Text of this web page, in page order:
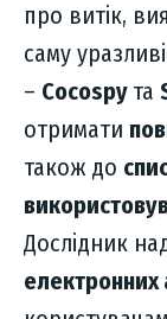
про витік,
саму
– Cocospy та
отримати
також до
Дослідник
електронних